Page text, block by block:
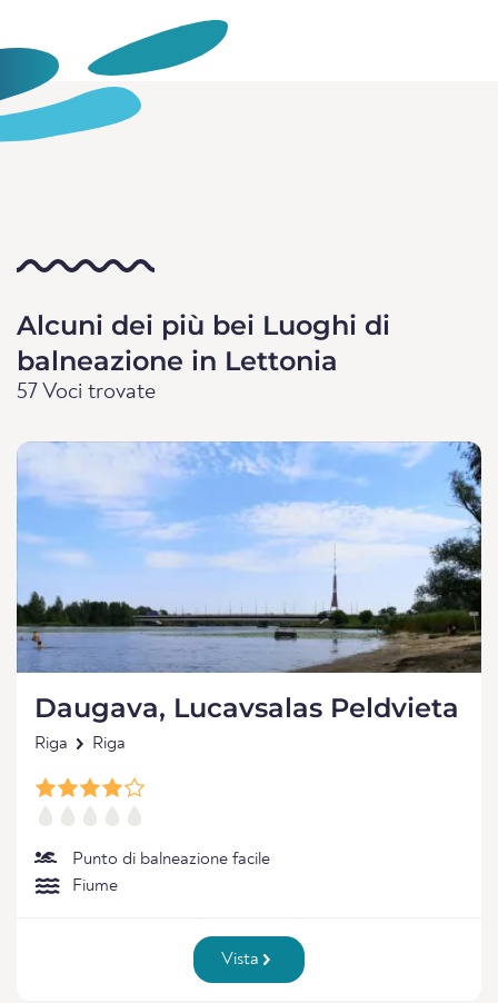
Alcuni dei più bei Luoghi di
balneazione in Lettonia
57 Voci trovate
Daugava, Lucavsalas Peldvieta
Riga Riga
Punto di balneazione facile
Fiume
Vista